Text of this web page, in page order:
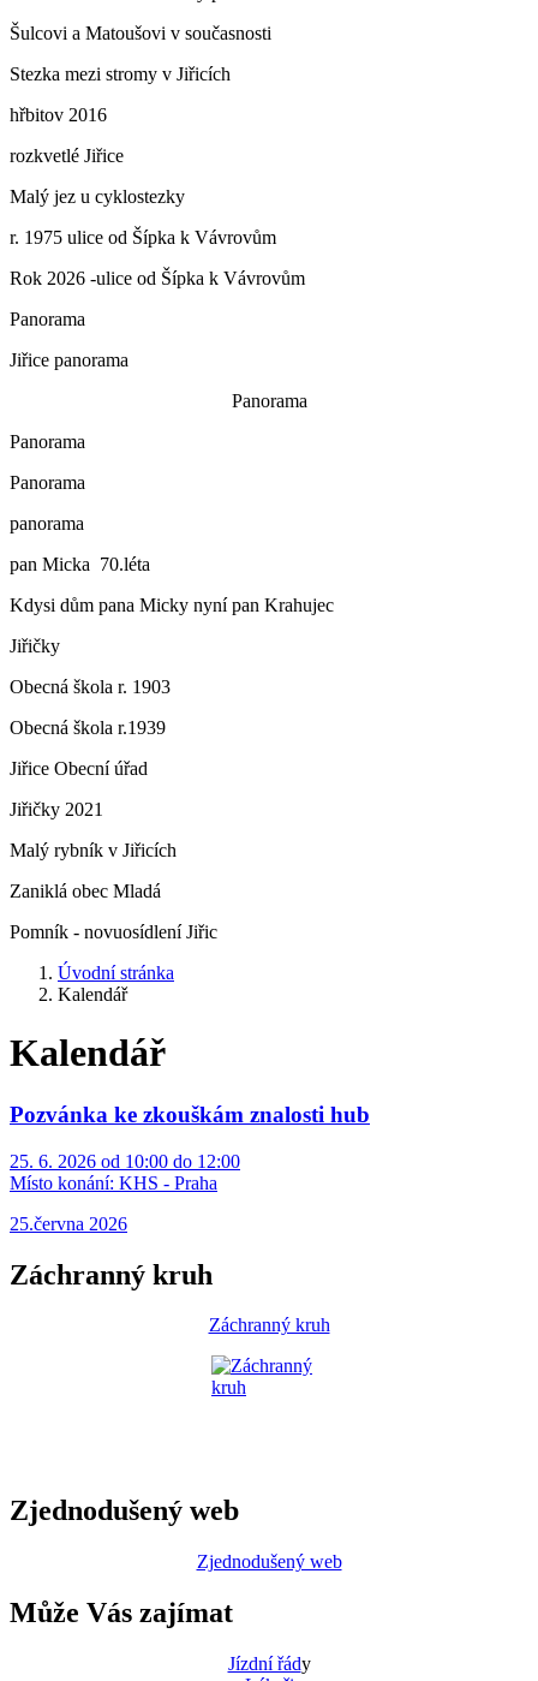
Šulcovi a Matoušovi v současnosti
Stezka mezi stromy v Jiřicích
hřbitov 2016
rozkvetlé Jiřice
Malý jez u cyklostezky
r. 1975 ulice od Šípka k Vávrovům
Rok 2026 -ulice od Šípka k Vávrovům
Panorama
Jiřice panorama
Panorama
Panorama
Panorama
panorama
pan Micka 70.léta
Kdysi dům pana Micky nyní pan Krahujec
Jiřičky
Obecná škola r. 1903
Obecná škola r.1939
Jiřice Obecní úřad
Jiřičky 2021
Malý rybník v Jiřicích
Zaniklá obec Mladá
Pomník - novuosídlení Jiřic
Úvodní stránka
Kalendář
Kalendář
Pozvánka ke zkouškám znalosti hub
25. 6. 2026 od 10:00 do 12:00
Místo konání: KHS - Praha
25.června 2026
Záchranný kruh
Záchranný kruh
Zjednodušený web
Zjednodušený web
Může Vás zajímat
Jízdní řády